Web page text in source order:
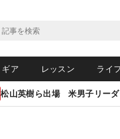
ギア レッスン ライ
松山英樹ら出場 米男子リーダ